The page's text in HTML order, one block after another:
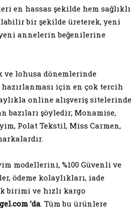
en hassas şekilde hem sağlıklı
bir şekilde üreterek, yeni
annelerin beğenilerine
ve lohusa dönemlerinde
için en çok tercih
online alışveriş sitelerinde
bazıları şöyledir; Monamise,
Polat Tekstil, Miss Carmen,
modellerini, %100 Güvenli ve
ödeme kolaylıkları, iade
birimi ve hızlı kargo
’da. Tüm bu ürünlere